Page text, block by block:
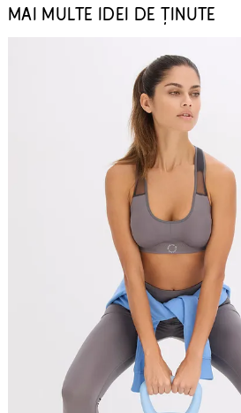
MAI MULTE IDEI DE ȚINUTE